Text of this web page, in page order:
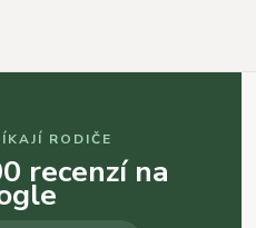
RODIČE
recenzí na